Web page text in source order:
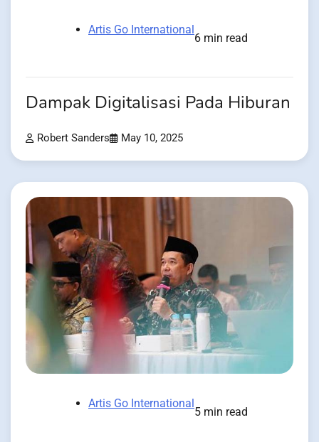
Artis Go International
6 min read
Dampak Digitalisasi Pada Hiburan
Robert Sanders May 10, 2025
Artis Go International
5 min read